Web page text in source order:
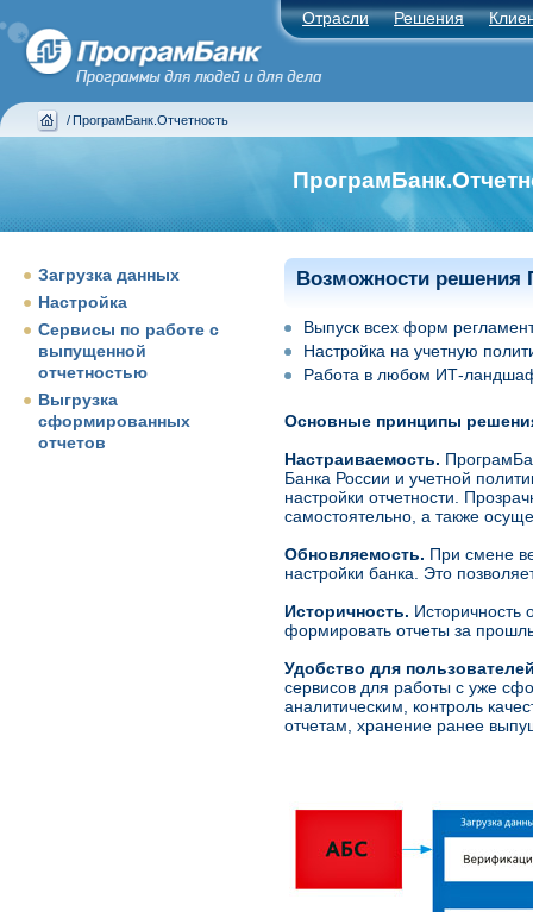
Отрасли Решения
/ ПрограмБанк.Отчетность
Загрузка данных
Настройка
Сервисы по работе с
выпущенной
отчетностью
Выгрузка
сформированных
отчетов
Возможности решения
Выпуск всех форм
Настройка на учетную
Работа в любом ИТ-
Основные принципы
Настраиваемость.
Банка России и учетной
настройки отчетности.
самостоятельно, а также
Обновляемость. При смене
настройки банка. Это
Историчность. Историчность
формировать отчеты за
Удобство для
сервисов для работы с уже
аналитическим, контроль
отчетам, хранение ранее